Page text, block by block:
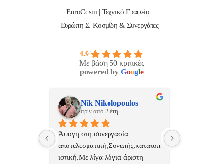
EuroCosm | Τεχνικό Γραφείο |
Ευρώπη Σ. Κοσμίδη & Συνεργάτες
4.9
Με βάση 50 κριτικές
powered by Google
ManosBX
πριν από 2 έτη
Επαγγελματίας  Άψογη
συνεργασία